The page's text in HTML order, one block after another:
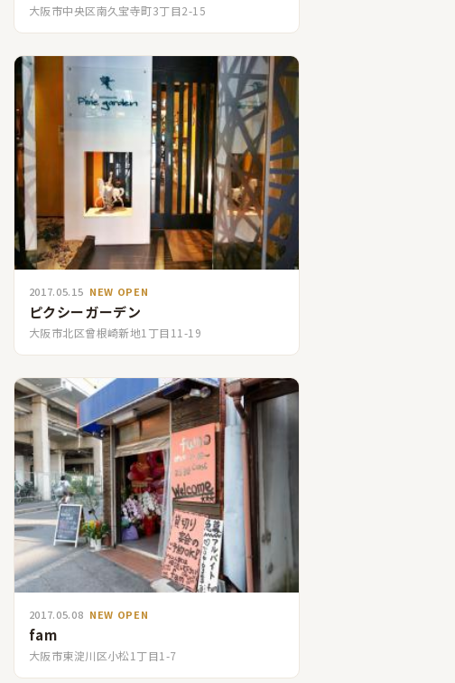
大阪市中央区南久宝寺町3丁目2-15
2017.05.15 NEW OPEN
ピクシーガーデン
大阪市北区曾根崎新地1丁目11-19
2017.05.08 NEW OPEN
fam
大阪市東淀川区小松1丁目1-7